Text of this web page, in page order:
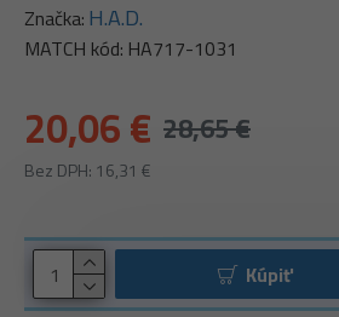
20,06 € 28,65 €
Bez DPH: 16,31 €
Značka: H.A.D.
MATCH kód: HA717-1031
Kúpiť